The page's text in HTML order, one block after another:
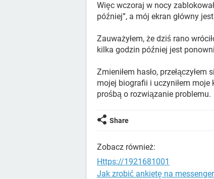
Więc wczoraj w nocy
później”, a mój ekran główny
Zauważyłem, że dziś rano
kilka godzin później jest
Zmieniłem hasło,
mojej biografii i uczyniłem moje
prośbą o rozwiązanie problemu.
Share
Zobacz również:
Https://1921681001
Jak zrobić ankietę na